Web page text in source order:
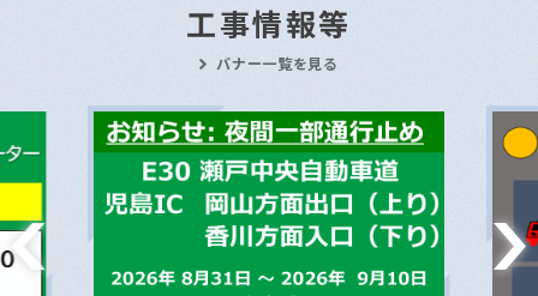
工事情報等
バナー一覧を見る